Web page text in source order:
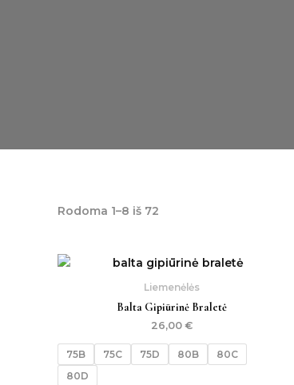
Rodoma 1–8 iš 72
Liemenėlės
Balta Gipiūrinė Braletė
26,00 €
75B 75C 75D 80B
80C
80D